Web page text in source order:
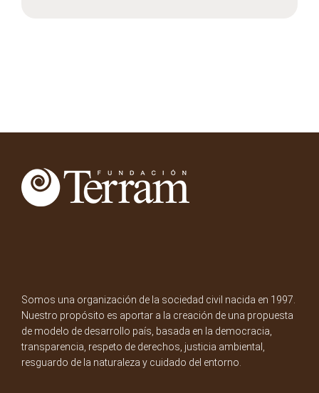
Somos una organización de la sociedad civil nacida en 1997.
Nuestro propósito es aportar a la creación de una propuesta
de modelo de desarrollo país, basada en la democracia,
transparencia, respeto de derechos, justicia ambiental,
resguardo de la naturaleza y cuidado del entorno.